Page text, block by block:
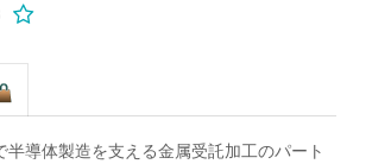
半導体製造を支える金属受託加工のパート